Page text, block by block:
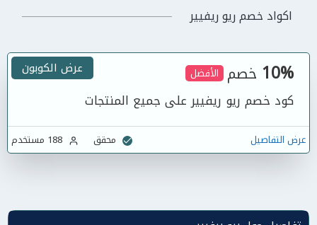
اكواد خصم ريو ريفيير
10% خصم الأفضل
كود خصم ريو ريفيير على جميع المنتجات
عرض الكوبون
عرض التفاصيل محقق